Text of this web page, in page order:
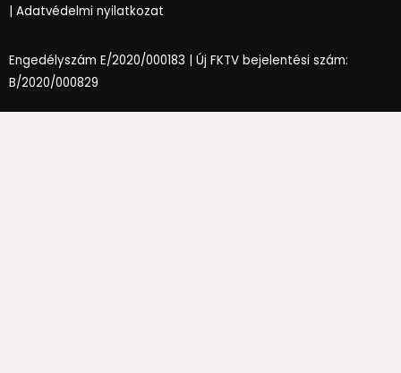
Adatvédelmi nyilatkozat
Engedélyszám E/2020/000183 | Új FKTV bejelentési szám:
B/2020/000829